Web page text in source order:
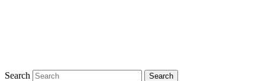
Search Search